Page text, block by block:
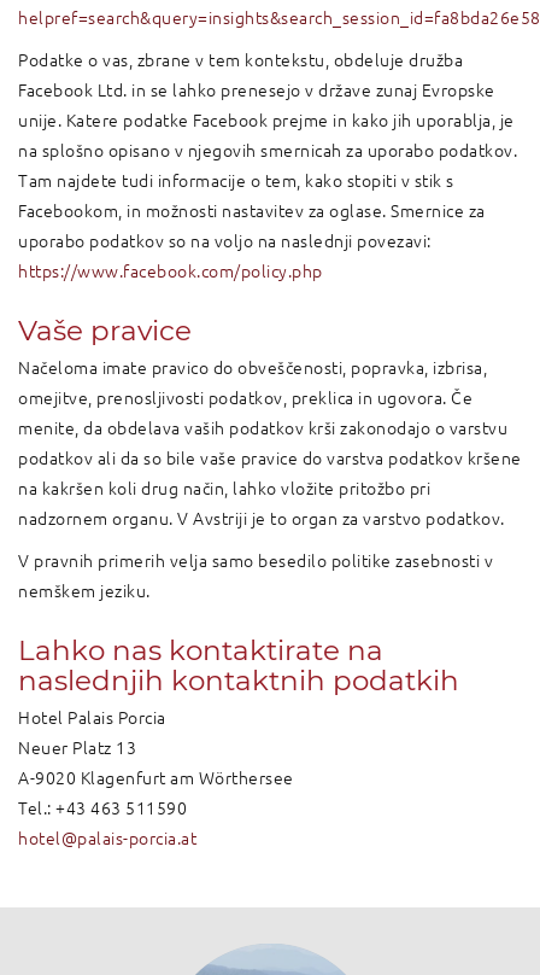
Podatke o vas, zbrane v tem kontekstu, obdeluje družba
Facebook Ltd. in se lahko prenesejo v države zunaj Evropske
unije. Katere podatke Facebook prejme in kako jih uporablja, je
na splošno opisano v njegovih smernicah za uporabo podatkov.
Tam najdete tudi informacije o tem, kako stopiti v stik s
Facebookom, in možnosti nastavitev za oglase. Smernice za
uporabo podatkov so na voljo na naslednji povezavi:
https://www.facebook.com/policy.php
Vaše pravice
Načeloma imate pravico do obveščenosti, popravka, izbrisa,
omejitve, prenosljivosti podatkov, preklica in ugovora. Če
menite, da obdelava vaših podatkov krši zakonodajo o varstvu
podatkov ali da so bile vaše pravice do varstva podatkov kršene
na kakršen koli drug način, lahko vložite pritožbo pri
nadzornem organu. V Avstriji je to organ za varstvo podatkov.
V pravnih primerih velja samo besedilo politike zasebnosti v
nemškem jeziku.
Lahko nas kontaktirate na
naslednjih kontaktnih podatkih
Hotel Palais Porcia
Neuer Platz 13
A-9020 Klagenfurt am Wörthersee
Tel.: +43 463 511590
hotel@palais-porcia.at